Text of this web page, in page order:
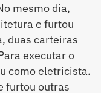
mesmo dia,
e furtou
duas carteiras
executar o
como eletricista.
furtou outras